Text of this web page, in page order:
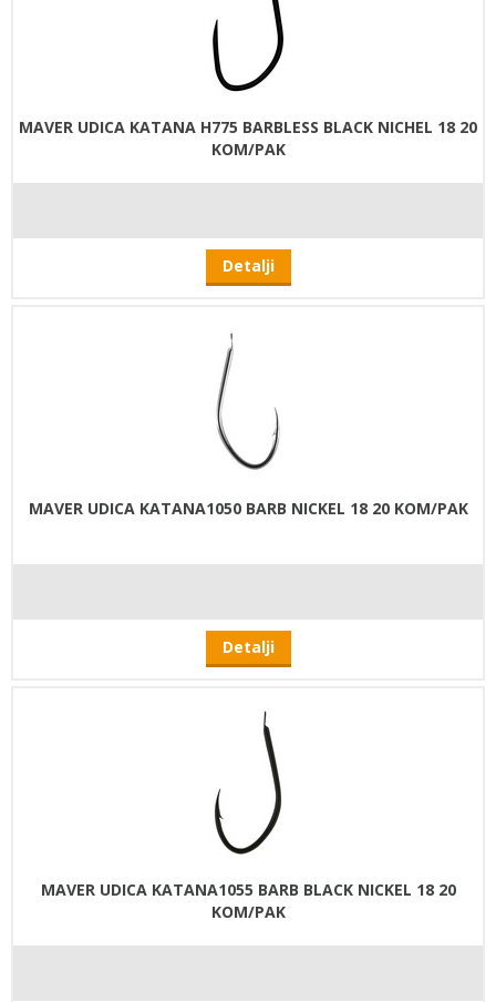
MAVER UDICA KATANA H775 BARBLESS BLACK NICHEL 18 20
KOM/PAK
Detalji
MAVER UDICA KATANA1050 BARB NICKEL 18 20 KOM/PAK
Detalji
MAVER UDICA KATANA1055 BARB BLACK NICKEL 18 20
KOM/PAK